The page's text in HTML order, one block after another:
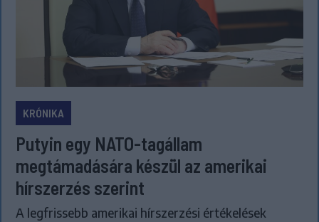
KRÓNIKA
Putyin egy NATO-tagállam
megtámadására készül az amerikai
hírszerzés szerint
A legfrissebb amerikai hírszerzési értékelések